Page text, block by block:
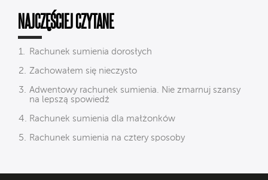
NAJCZĘŚCIEJ CZYTANE
Rachunek sumienia dorosłych
Zachowałem się nieczysto
Adwentowy rachunek sumienia. Nie zmarnuj szansy
na lepszą spowiedź
Rachunek sumienia dla małżonków
Rachunek sumienia na cztery sposoby